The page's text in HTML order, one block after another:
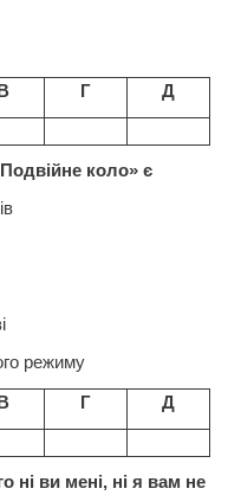
Г Д
коло» є
режиму
Г Д
ні ви мені, ні я вам не